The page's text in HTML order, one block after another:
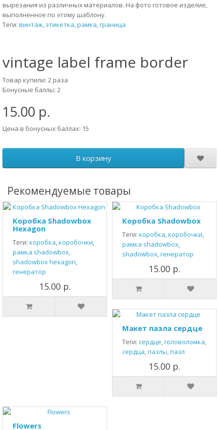
вырезания из различных материалов. На фото готовое изделие,
выполненное по этому шаблону.
Теги: винтаж, этикетка,рамка,граница
vintage label frame border
Товар купили: 2 раза
Бонусные баллы: 2
15.00 р.
Цена в бонусных баллах: 15
В корзину
Рекомендуемые товары
Коробка Shadowbox
Hexagon
Теги: коробка,коробочки,
рамка shadowbox,
shadowbox hexagon,
генератор
15.00 р.
Коробка Shadowbox
Теги: коробка,коробочки,
рамка shadowbox,
shadowbox,генератор
15.00 р.
Макет пазла сердце
Теги: сердце,головоломка,
сердца,пазлы,пазл
15.00 р.
Flowers